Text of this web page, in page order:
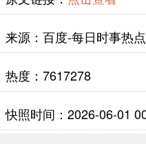
来源：百度-每日时事热
热度：7617278
快照时间：2026-06-01